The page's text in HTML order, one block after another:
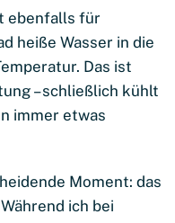
ebenfalls für
heiße Wasser in die
Das ist
– schließlich kühlt
immer etwas
Moment: das
ich bei